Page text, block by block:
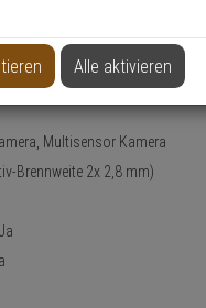
Multisensor Kamera
Brennweite 2x 2,8 mm)
Ja
Alle aktivieren